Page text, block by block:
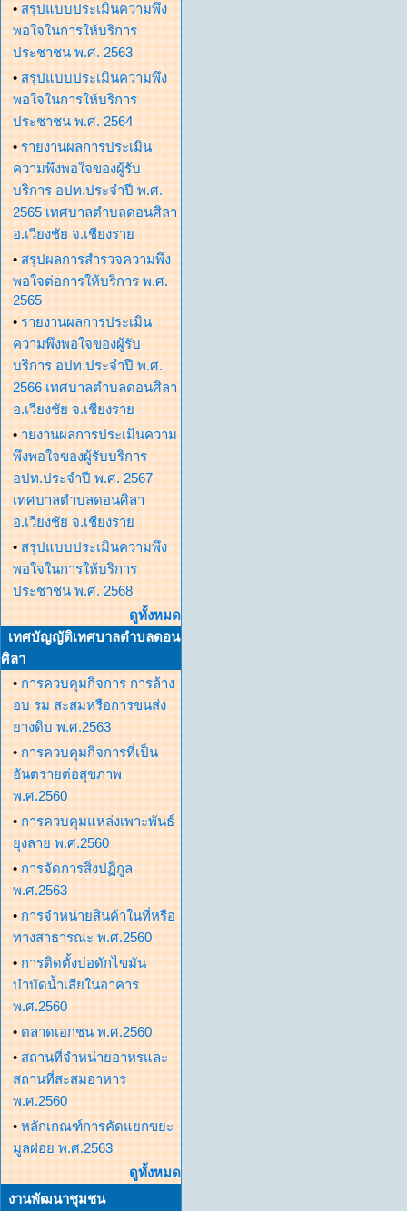
• สรุปแบบประเมินความพึง
พอใจในการให้บริการ
ประชาชน พ.ศ. 2563
• สรุปแบบประเมินความพึง
พอใจในการให้บริการ
ประชาชน พ.ศ. 2564
• รายงานผลการประเมิน
ความพึงพอใจของผู้รับ
บริการ อปท.ประจำปี พ.ศ.
2565 เทศบาลตำบลดอนศิลา
อ.เวียงชัย จ.เชียงราย
• สรุปผลการสำรวจความพึง
พอใจต่อการให้บริการ พ.ศ.
2565
• รายงานผลการประเมิน
ความพึงพอใจของผู้รับ
บริการ อปท.ประจำปี พ.ศ.
2566 เทศบาลตำบลดอนศิลา
อ.เวียงชัย จ.เชียงราย
• ายงานผลการประเมินความ
พึงพอใจของผู้รับบริการ
อปท.ประจำปี พ.ศ. 2567
เทศบาลตำบลดอนศิลา
อ.เวียงชัย จ.เชียงราย
• สรุปแบบประเมินความพึง
พอใจในการให้บริการ
ประชาชน พ.ศ. 2568
ดูทั้งหมด
เทศบัญญัติเทศบาลตำบลดอน
ศิลา
• การควบคุมกิจการ การล้าง
อบ รม สะสมหรือการขนส่ง
ยางดิบ พ.ศ.2563
• การควบคุมกิจการที่เป็น
อันตรายต่อสุขภาพ
พ.ศ.2560
• การควบคุมแหล่งเพาะพันธ์
ยุงลาย พ.ศ.2560
• การจัดการสิ่งปฏิกูล
พ.ศ.2563
• การจำหน่ายสินค้าในที่หรือ
ทางสาธารณะ พ.ศ.2560
• การติดตั้งบ่อดักไขมัน
บำบัดน้ำเสียในอาคาร
พ.ศ.2560
• ตลาดเอกชน พ.ศ.2560
• สถานที่จำหน่ายอาหรและ
สถานที่สะสมอาหาร
พ.ศ.2560
• หลักเกณฑ์การคัดแยกขยะ
มูลฝอย พ.ศ.2563
ดูทั้งหมด
งานพัฒนาชุมชน